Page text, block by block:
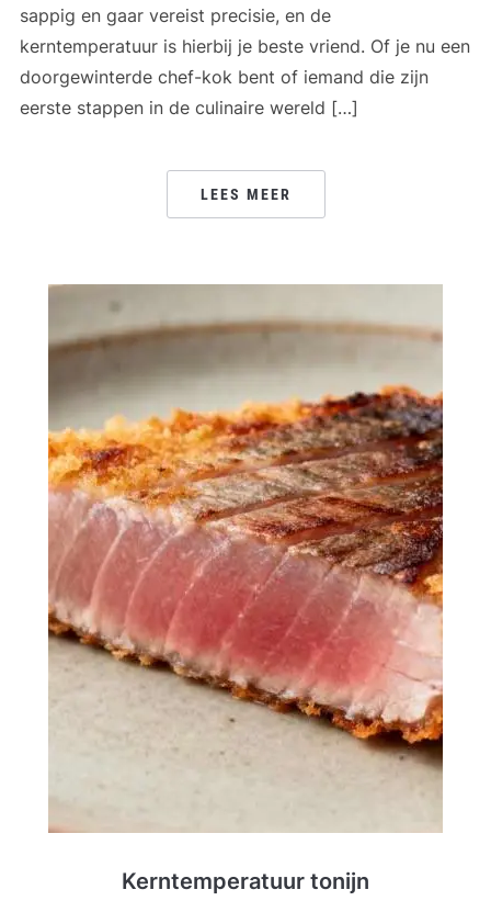
sappig en gaar vereist precisie, en de
kerntemperatuur is hierbij je beste vriend. Of je nu een
doorgewinterde chef-kok bent of iemand die zijn
eerste stappen in de culinaire wereld […]
LEES MEER
Kerntemperatuur tonijn